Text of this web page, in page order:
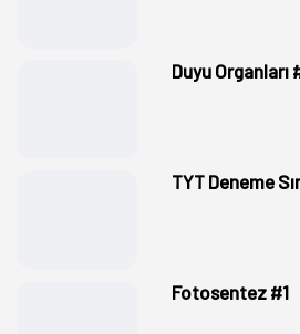
Duyu Organları
TYT Deneme
Fotosentez #1